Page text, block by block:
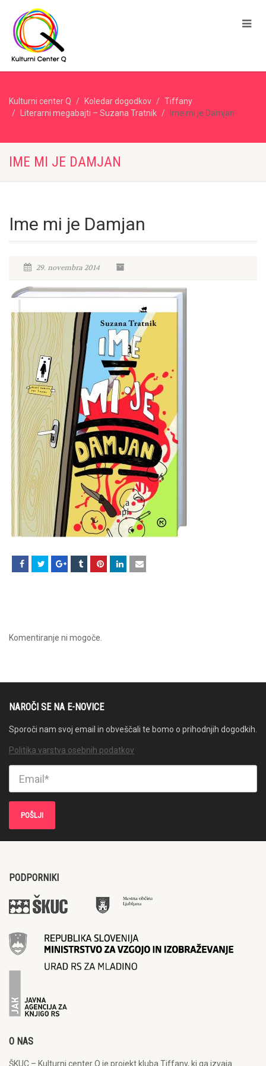
Kulturni center Q Koledar dogodkov
Tiffany
Literarni megabajti – Suzana Tratnik
Ime mi je Damjan
IME MI JE DAMJAN
Ime mi je Damjan
29. novembra 2014
Komentiranje ni mogoče.
NAROČI SE NA E-NOVICE
Sporoči nam svoj email in obveščali te bomo o prihodnjih dogodkih.
Politika varstva osebnih podatkov
PODPORNIKI
O NAS
ŠKUC – Kulturni center Q je projekt kluba Tiffany, ki ga izvaja